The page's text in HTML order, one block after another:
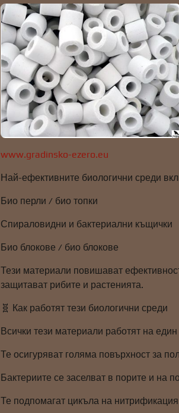
www.gradinsko-ezero.eu
Най-ефективните биологични среди
Био перли / био топки
Спираловидни и бактериални къщички
Био блокове / био блокове
Тези материали повишават
защитават рибите и растенията.
🧬 Как работят тези биологични среди
Всички тези материали работят на
Те осигуряват голяма повърхност за
Бактериите се заселват в порите и на
Те подпомагат цикъла на